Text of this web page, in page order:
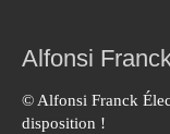
Alfonsi
© Alfonsi Franck
disposition !